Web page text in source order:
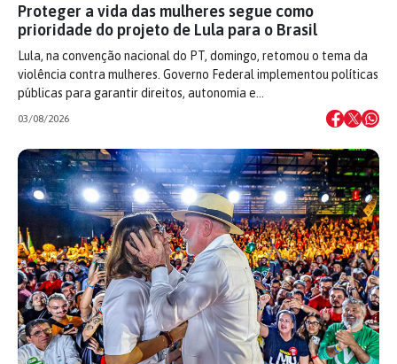
Proteger a vida das mulheres segue como
prioridade do projeto de Lula para o Brasil
Lula, na convenção nacional do PT, domingo, retomou o tema da
violência contra mulheres. Governo Federal implementou políticas
públicas para garantir direitos, autonomia e…
03/08/2026